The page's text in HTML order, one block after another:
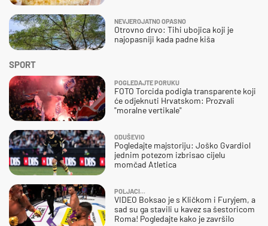
SPORT
POGLEDAJTE PORUKU
FOTO Torcida podigla transparente koji
će odjeknuti Hrvatskom: Prozvali
"moralne vertikale"
ODUŠEVIO
Pogledajte majstoriju: Joško Gvardiol
jednim potezom izbrisao cijelu
momčad Atletica
POLJACI...
VIDEO Boksao je s Kličkom i Furyjem, a
sad su ga stavili u kavez sa šestoricom
Roma! Pogledajte kako je završilo
NEVJEROJATNO OPASNO
Otrovno drvo: Tihi ubojica koji je
najopasniji kada padne kiša